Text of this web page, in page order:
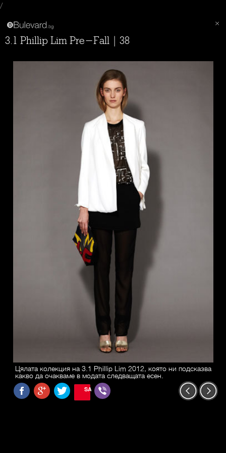
/
3.1 Phillip Lim Pre-Fall | 38
Цялата колекция на 3.1 Phillip Lim 2012, която ни подсказва
какво да очакваме в модата следващата есен.
SAVE